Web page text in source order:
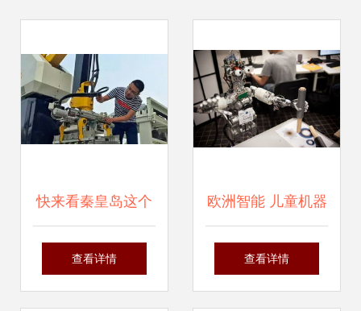
快来看秦皇岛这个
智能机器人
查看详情
欧洲智能 儿童机器
人 法国接受 做人
查看详情